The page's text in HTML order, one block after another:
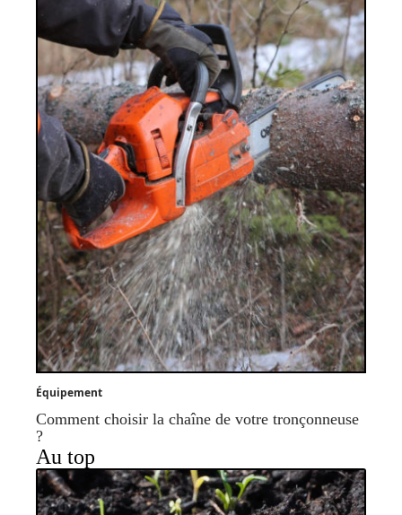
Équipement
Comment choisir la chaîne de votre tronçonneuse
?
Au top